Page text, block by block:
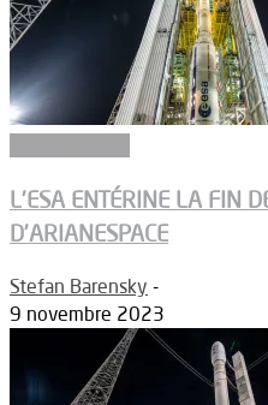
L’ESA ENTÉRINE LA FIN
D’ARIANESPACE
Stefan Barensky -
9 novembre 2023